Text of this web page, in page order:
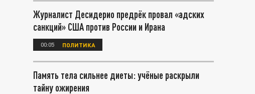
Журналист Десидерио предрёк провал «адских
санкций» США против России и Ирана
00:05 ПОЛИТИКА
Память тела сильнее диеты: учёные раскрыли
тайну ожирения